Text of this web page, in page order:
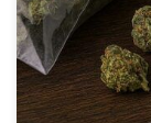
nasiona do
fentanylem –